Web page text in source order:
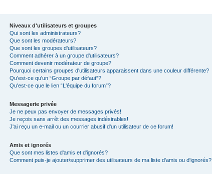
Niveaux d'utilisateurs et groupes
Qui sont les administrateurs?
Que sont les modérateurs?
Que sont les groupes d'utilisateurs?
Comment adhérer à un groupe d'utilisateurs?
Comment devenir modérateur de groupe?
Pourquoi certains groupes d'utilisateurs apparaissent dans une couleur différente?
Qu'est-ce qu'un “Groupe par défaut”?
Qu'est-ce que le lien “L'équipe du forum”?
Messagerie privée
Je ne peux pas envoyer de messages privés!
Je reçois sans arrêt des messages indésirables!
J'ai reçu un e-mail ou un courrier abusif d'un utilisateur de ce forum!
Amis et ignorés
Que sont mes listes d'amis et d'ignorés?
Comment puis-je ajouter/supprimer des utilisateurs de ma liste d'amis ou d'ignorés?